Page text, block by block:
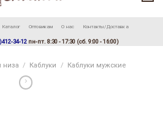
Каталог Оптовикам О нас Контакты/Доставка
34-12 пн-пт. 8:30 - 17:30 (сб. 9:00 - 16:00)
низа / Каблуки / Каблуки мужские